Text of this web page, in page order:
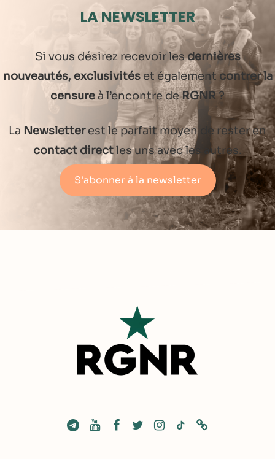
LA NEWSLETTER
Si vous désirez recevoir lesdernières
nouveautés, exclusivitéset également contrer la
censureà l’encontre deRGNR?
La Newsletterest le parfait moyen de rester en
contact directles uns avec les autres.
S'abonner à la newsletter